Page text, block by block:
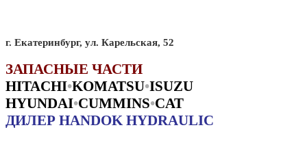
г. Екатеринбург, ул. Карельская, 52
ЗАПАСНЫЕ ЧАСТИ
HITACHI•KOMATSU•ISUZU
HYUNDAI•CUMMINS•CAT
ДИЛЕР HANDOK HYDRAULIC